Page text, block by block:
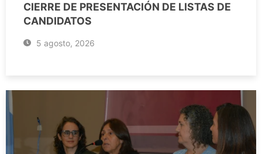
CIERRE DE PRESENTACIÓN DE LISTAS DE
CANDIDATOS
5 agosto, 2026